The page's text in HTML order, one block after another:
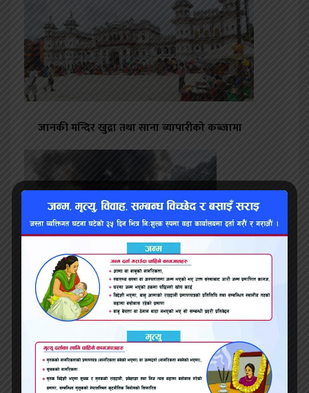
जानकी मन्दिर खुद्रा तथा साना व्यापारीको कब्जामा
बालाजुको जुत्ता कारखानामा लागेको आगो नियन्त्रणमा